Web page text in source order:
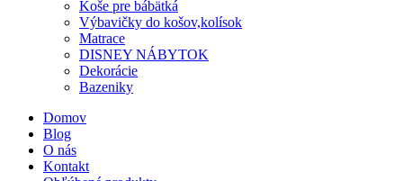
Koše pre bábätká
Výbavičky do košov,kolísok
Matrace
DISNEY NÁBYTOK
Dekorácie
Bazeniky
Domov
Blog
O nás
Kontakt